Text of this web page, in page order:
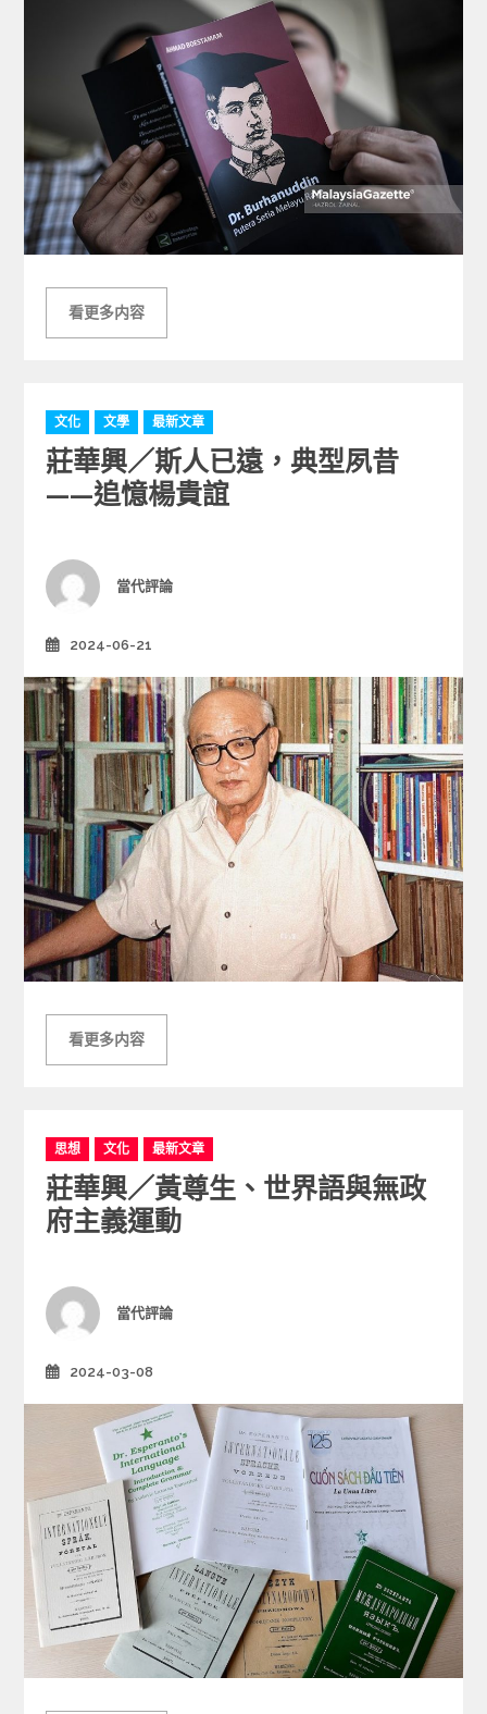
看更多内容
C
a
t
i
e
文化 文學 最新文章
莊華興／斯人已遠，典型夙昔
——追憶楊貴誼
Author
當代評論
2024-06-21
看更多内容
C
a
t
e
g
i
e
思想 文化 最新文章
莊華興／黃尊生、世界語與無政
府主義運動
Author
當代評論
2024-03-08